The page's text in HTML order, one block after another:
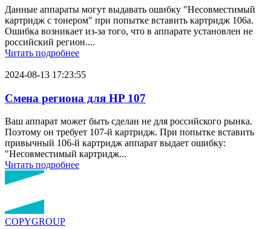
Данные аппараты могут выдавать ошибку "Несовместимый
картридж с тонером" при попытке вставить картридж 106a.
Ошибка возникает из-за того, что в аппарате установлен не
российский регион....
Читать подробнее
2024-08-13 17:23:55
Смена региона для HP 107
Ваш аппарат может быть сделан не для российского рынка.
Поэтому он требует 107-й картридж. При попытке вставить
привычный 106-й картридж аппарат выдает ошибку:
"Несовместимый картридж...
Читать подробнее
COPYGROUP